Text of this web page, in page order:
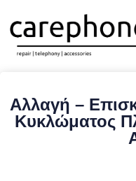
Αλλαγή –
Κυκλώματος